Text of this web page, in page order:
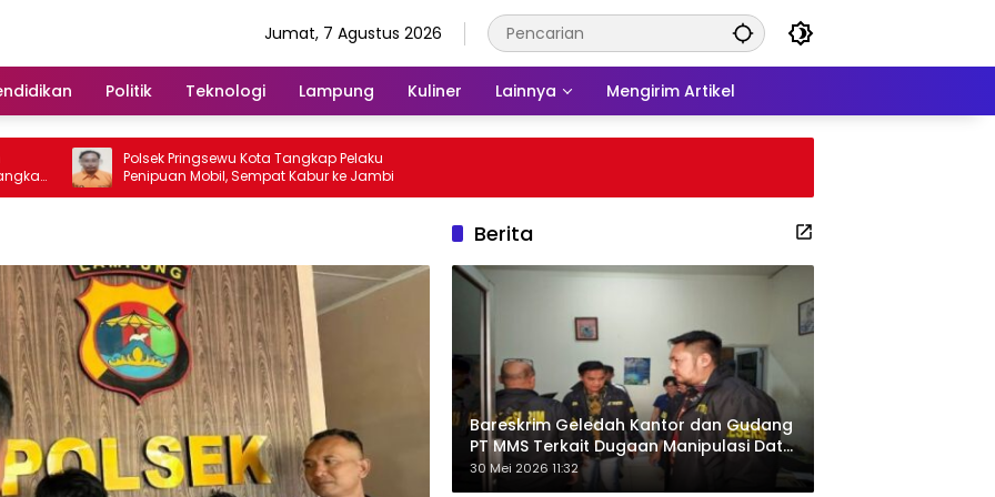
Jumat, 7 Agustus 2026
Politik Teknologi Lampung Kuliner Lainnya Mengirim Artikel
Polsek Pringsewu Kota Tangkap Pelaku
Penipuan Mobil, Sempat Kabur ke Jambi
Berita
Bareskrim Geledah Kantor dan Gudang
PT MMS Terkait Dugaan Manipulasi Data
Ekspor Sawit
30 Mei 2026 11:32